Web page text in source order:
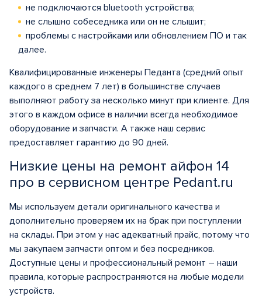
не подключаются bluetooth устройства;
не слышно собеседника или он не слышит;
проблемы с настройками или обновлением ПО и так
далее.
Квалифицированные инженеры Педанта (средний опыт
каждого в среднем 7 лет) в большинстве случаев
выполняют работу за несколько минут при клиенте. Для
этого в каждом офисе в наличии всегда необходимое
оборудование и запчасти. А также наш сервис
предоставляет гарантию до 90 дней.
Низкие цены на ремонт айфон 14
про в сервисном центре Pedant.ru
Мы используем детали оригинального качества и
дополнительно проверяем их на брак при поступлении
на склады. При этом у нас адекватный прайс, потому что
мы закупаем запчасти оптом и без посредников.
Доступные цены и профессиональный ремонт – наши
правила, которые распространяются на любые модели
устройств.